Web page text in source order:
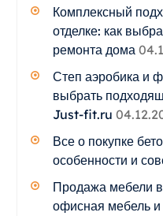
Комплексный
отделке: как
ремонта дома
Степ аэробика и
выбрать
Just-fit.ru
Все о покупке
особенности и
Продажа мебели
офисная мебель